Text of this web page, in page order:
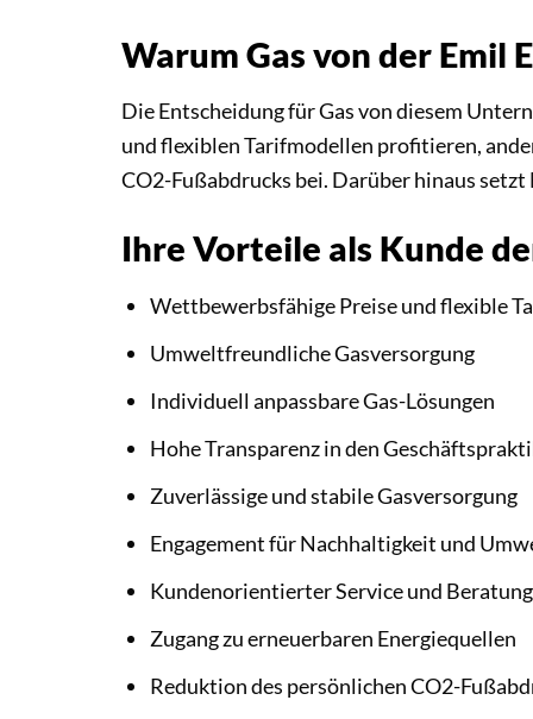
Warum Gas von der Emil
Die Entscheidung für Gas von diesem
und flexiblen Tarifmodellen profitieren,
CO2-Fußabdrucks bei. Darüber hinaus
Ihre Vorteile als Kunde
Wettbewerbsfähige Preise und flexible
Umweltfreundliche Gasversorgung
Individuell anpassbare Gas-Lösungen
Hohe Transparenz in den
Zuverlässige und stabile Gasversorgung
Engagement für Nachhaltigkeit und
Kundenorientierter Service und Beratung
Zugang zu erneuerbaren Energiequellen
Reduktion des persönlichen CO2-